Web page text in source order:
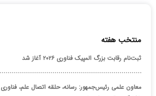
منتخب هفته
ثبت‌نام رقابت بزرگ المپیک فناوری ۲۰۲۶ آغاز شد
معاون علمی رئیس‌جمهور: رسانه، حلقه اتصال علم،